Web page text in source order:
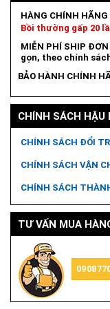
HÀNG CHÍNH HÃNG
Bồi thường gấp 20
MIỄN PHÍ SHIP
gọn, theo chính
BẢO HÀNH CHÍNH
CHÍNH SÁCH HẬU
CHÍNH SÁCH ĐỔI
CHÍNH SÁCH VẬN
CHÍNH SÁCH
TƯ VẤN MUA